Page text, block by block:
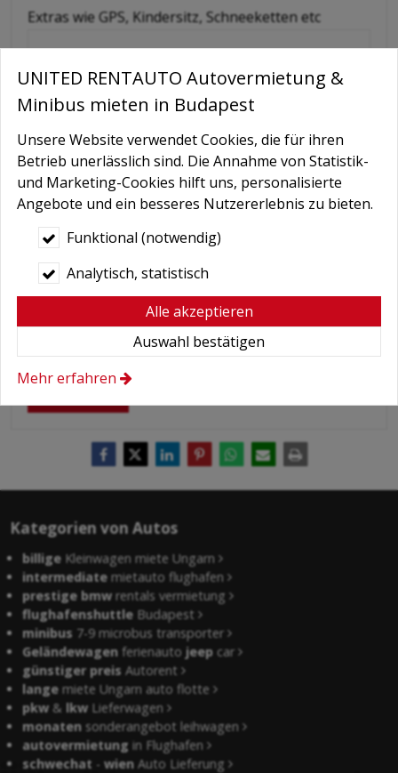
Extras wie GPS, Kindersitz, Schneeketten etc
Nachricht
Bedingungen*
Hiermit autorisiere ich die Behandlung
meiner persönlichen Daten.
Hier finden Sie:Datenschutzerklärung
Kategorien von Autos
billige Kleinwagen miete Ungarn
intermediate mietauto flughafen
prestige bmwrentals vermietung
flughafenshuttle Budapest
minibus 7-9 microbus transporter
Geländewagen ferienautojeep car
günstiger preis Autorent
lange miete Ungarn auto flotte
pkw&lkwLieferwagen
monaten sonderangebot leihwagen
autovermietung in Flughafen
schwechat -wien Auto Lieferung
UNITED RENTAUTO Autovermietung &
Minibus mieten in Budapest
Unsere Website verwendet Cookies, die für ihren
Betrieb unerlässlich sind. Die Annahme von Statistik-
und Marketing-Cookies hilft uns, personalisierte
Angebote und ein besseres Nutzererlebnis zu bieten.
Funktional (notwendig)
Analytisch, statistisch
Alle akzeptieren
Auswahl bestätigen
Mehr erfahren